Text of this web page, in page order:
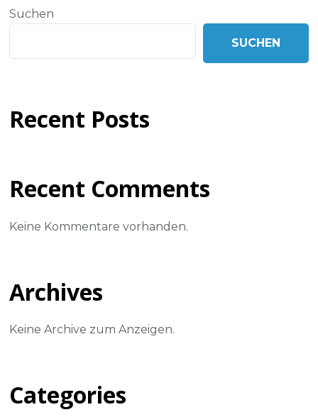
Suchen
SUCHEN
Recent Posts
Recent Comments
Keine Kommentare vorhanden.
Archives
Keine Archive zum Anzeigen.
Categories